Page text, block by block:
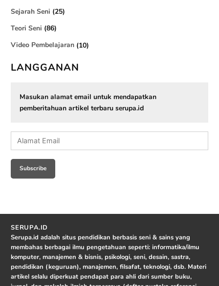
Sejarah Seni (25)
Teori Seni (86)
Video Pembelajaran (10)
LANGGANAN
Masukan alamat email untuk mendapatkan
pemberitahuan artikel terbaru serupa.id
Alamat
Email
Subscribe
SERUPA.ID
Serupa.id adalah situs pendidikan berbasis seni & sains yang
membahas berbagai ilmu pengetahuan seperti: informatika/ilmu
komputer, manajemen & bisnis, psikologi, seni, desain, sastra,
pendidikan (keguruan), manajemen, filsafat, teknologi, dsb. Materi
artikel selalu diperkuat pendapat para ahli dari sumber buku,